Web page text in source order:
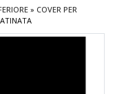
» COVER PER